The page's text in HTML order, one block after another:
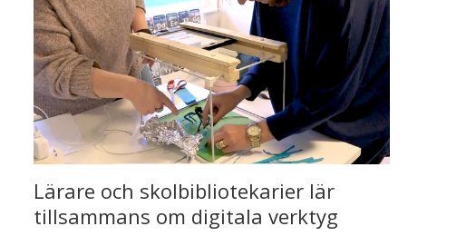
Lärare och skolbibliotekarier lär
tillsammans om digitala verktyg